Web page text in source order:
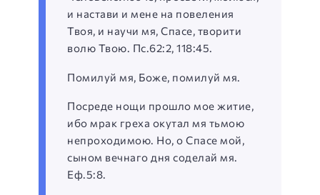
и настави и мене на повеления
Твоя, и научи мя, Спасе, творити
волю Твою. Пс.62:2, 118:45.
Помилуй мя, Боже, помилуй мя.
Посреде нощи прошло мое житие,
ибо мрак греха окутал мя тьмою
непроходимою. Но, о Спасе мой,
сыном вечнаго дня соделай мя.
Еф.5:8.